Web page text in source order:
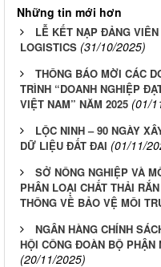
Những tin mới hơn
LỄ KẾT NẠP ĐẢNG
LOGISTICS (31/10/2025)
THÔNG BÁO MỜI CÁC
TRÌNH “DOANH NGHIỆP
VIỆT NAM” NĂM 2025 (01/
LỘC NINH – 90 NGÀY
DỮ LIỆU ĐẤT ĐAI (01/11/
SỞ NÔNG NGHIỆP VÀ
PHÂN LOẠI CHẤT THẢI
THÔNG VỀ BẢO VỆ MÔI
NGÂN HÀNG CHÍNH
HỘI CÔNG ĐOÀN BỘ PHẬN
(20/11/2025)